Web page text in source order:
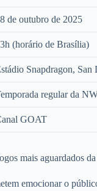
de outubro de 2025
(horário de Brasília)
Snapdragon,
regular da
GOAT
mais aguardados
emocionar o